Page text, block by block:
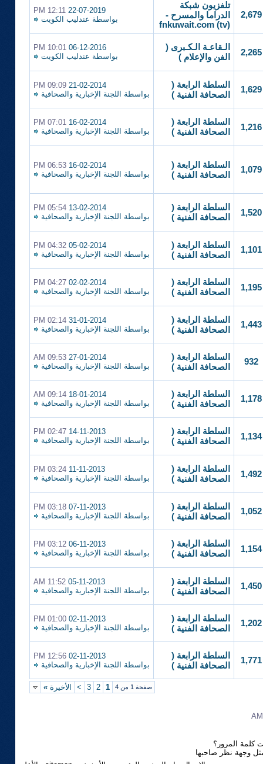
2,679
تلفزيون شبكة
الدراما والمسرح -
(fnkuwait.com (tv
22-07-2019
12:11 PM
بواسطة عندليب الكويت
2,265
الـقاعـة الـكـبرى (
الفن والإعلام )
06-12-2016
10:01 PM
بواسطة عندليب الكويت
1,629
السلطة الرابعة (
الصحافة الفنية )
21-02-2014
09:09 PM
بواسطة اللجنة الإخبارية والصحافية
1,216
السلطة الرابعة (
الصحافة الفنية )
16-02-2014
07:01 PM
بواسطة اللجنة الإخبارية والصحافية
1,079
السلطة الرابعة (
الصحافة الفنية )
16-02-2014
06:53 PM
بواسطة اللجنة الإخبارية والصحافية
1,520
السلطة الرابعة (
الصحافة الفنية )
13-02-2014
05:54 PM
بواسطة اللجنة الإخبارية والصحافية
1,101
السلطة الرابعة (
الصحافة الفنية )
05-02-2014
04:32 PM
بواسطة اللجنة الإخبارية والصحافية
1,195
السلطة الرابعة (
الصحافة الفنية )
02-02-2014
04:27 PM
بواسطة اللجنة الإخبارية والصحافية
1,443
السلطة الرابعة (
الصحافة الفنية )
31-01-2014
02:14 PM
بواسطة اللجنة الإخبارية والصحافية
932
السلطة الرابعة (
الصحافة الفنية )
27-01-2014
09:53 AM
بواسطة اللجنة الإخبارية والصحافية
1,178
السلطة الرابعة (
الصحافة الفنية )
18-01-2014
09:14 AM
بواسطة اللجنة الإخبارية والصحافية
1,134
السلطة الرابعة (
الصحافة الفنية )
14-11-2013
02:47 PM
بواسطة اللجنة الإخبارية والصحافية
1,492
السلطة الرابعة (
الصحافة الفنية )
11-11-2013
03:24 PM
بواسطة اللجنة الإخبارية والصحافية
1,052
السلطة الرابعة (
الصحافة الفنية )
07-11-2013
03:18 PM
بواسطة اللجنة الإخبارية والصحافية
1,154
السلطة الرابعة (
الصحافة الفنية )
06-11-2013
03:12 PM
بواسطة اللجنة الإخبارية والصحافية
1,450
السلطة الرابعة (
الصحافة الفنية )
05-11-2013
11:52 AM
بواسطة اللجنة الإخبارية والصحافية
1,202
السلطة الرابعة (
الصحافة الفنية )
02-11-2013
01:00 PM
بواسطة اللجنة الإخبارية والصحافية
1,771
السلطة الرابعة (
الصحافة الفنية )
02-11-2013
12:56 PM
بواسطة اللجنة الإخبارية والصحافية
صفحة 1 من 4 1
2
3
> الأخيرة»
كلمة المرور؟
وجهة نظر صاحبها